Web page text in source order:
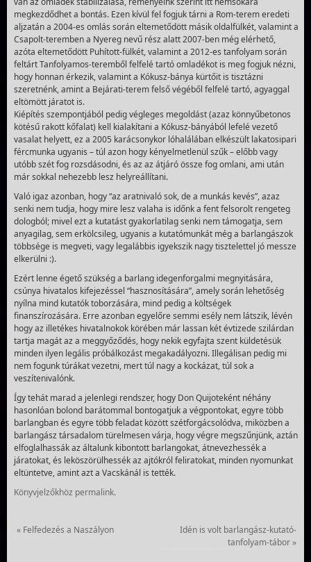
megkezdődhet a bontás. Ezen kívül fel fogjuk tárni a Rom-terem eredeti
aljzatán a 2004-es omlás során eltemetődött másik oldalfülkét, valamint a
Csapolt-teremben a Nyereg nevű rész alatt 2007-ben még elérhető,
azóta eltemetődött Puhított-fülkét, valamint a 2012-es tanfolyam során
feltárt Tanfolyamos-teremből felfelé tartó omladékot is meg fogjuk nézni,
hogy honnan érkezik, valamint a Kókusz-bánya kürtőit is tisztázni
szeretnénk, amint a Bejárati-terem felső végéből felfelé tartó, agyaggal
eltömött járatot is.
Kiépítés szempontjából pedig végleges megoldást (azaz könnyűbetonos
kötésű rakott kőfalat) kell kialakítani a Kókusz-bányából lefelé vezető
vasalat helyett, ez a 2005 karácsonykor lóhalálában elkészült lakatosipari
fércmunka ugyanis – túl azon hogy kényelmetlenül szűk – előbb vagy
utóbb szét fog rozsdásodni, és az az átjáró össze fog omlani, ami után
már sokkal nehezebb lesz helyreállítani.
Való igaz azonban, hogy “az aratnivaló sok, de a munkás kevés”, azaz
senki nem tudja, hogy mire lesz valaha is időnk a fent felsorolt rengeteg
dologból; mivel ezt a kutatást gyakorlatilag senki nem támogatja, sem
anyagilag, sem erkölcsileg, ugyanis a kutatómunkát még a barlangászok
többsége is megveti, vagy legalábbis igyekszik nagy tisztelettel jó messze
elkerülni :).
Ezért lenne égető szükség a barlang idegenforgalmi megnyitására,
csúnya hivatalos kifejezéssel “hasznosítására”, amely során lehetőség
nyílna mind kutatók toborzására, mind pedig a költségek
finanszírozására. Erre azonban egyelőre semmi esély nem látszik, lévén
hogy az illetékes hivatalnokok körében már lassan két évtizede szilárdan
tartja magát az a meggyőződés, hogy nekik egyfajta szent küldetésük
minden ilyen legális próbálkozást megakadályozni. Illegálisan pedig mi
nem fogunk túrákat vezetni, mert túl nagy a kockázat, túl sok a
veszítenivalónk.
Így tehát marad a jelenlegi rendszer, hogy Don Quijoteként néhány
hasonlóan bolond barátommal bontogatjuk a végpontokat, egyre több
barlangban és egyre több feladat között szétforgácsolódva, miközben a
barlangász társadalom türelmesen várja, hogy végre megszűnjünk, aztán
elfoglalhassák az általunk kibontott barlangokat, átnevezhessék a
járatokat, és leköszörülhessék az ajtókról feliratokat, minden nyomunkat
eltüntetve, amint azt a Vacskánál is tették.
Könyvjelzőkhöz permalink.
« Felfedezés a Naszályon
Idén is volt barlangász-kutató-
tanfolyam-tábor»